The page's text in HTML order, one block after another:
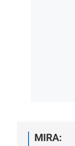
MIRA: